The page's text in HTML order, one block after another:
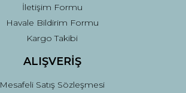
İletişim Formu
Havale Bildirim Formu
Kargo Takibi
ALIŞVERİŞ
Mesafeli Satış Sözleşmesi